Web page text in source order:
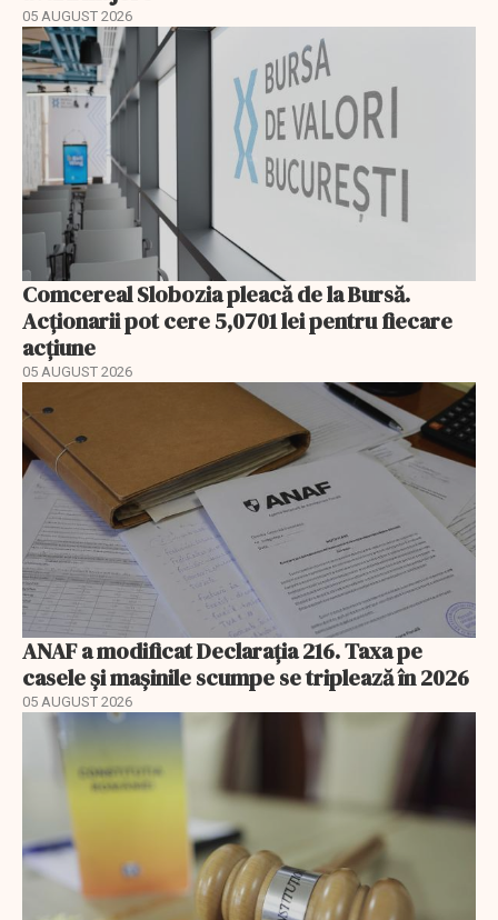
05 AUGUST 2026
Comcereal Slobozia pleacă de la Bursă.
Acționarii pot cere 5,0701 lei pentru fiecare
acțiune
05 AUGUST 2026
ANAF a modificat Declarația 216. Taxa pe
casele și mașinile scumpe se triplează în 2026
05 AUGUST 2026